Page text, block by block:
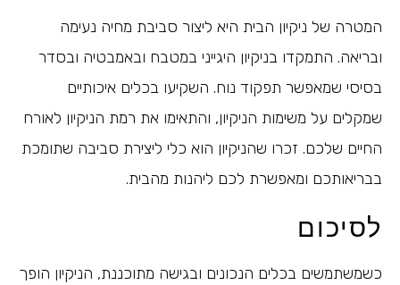
המטרה של ניקיון הבית היא ליצור סביבת מחיה נעימה
ובריאה. התמקדו בניקיון היגייני במטבח ובאמבטיה ובסדר
בסיסי שמאפשר תפקוד נוח. השקיעו בכלים איכותיים
שמקלים על משימות הניקיון, והתאימו את רמת הניקיון לאורח
החיים שלכם. זכרו שהניקיון הוא כלי ליצירת סביבה שתומכת
בבריאותכם ומאפשרת לכם ליהנות מהבית.
לסיכום
כשמשתמשים בכלים הנכונים ובגישה מתוכננת, הניקיון הופך